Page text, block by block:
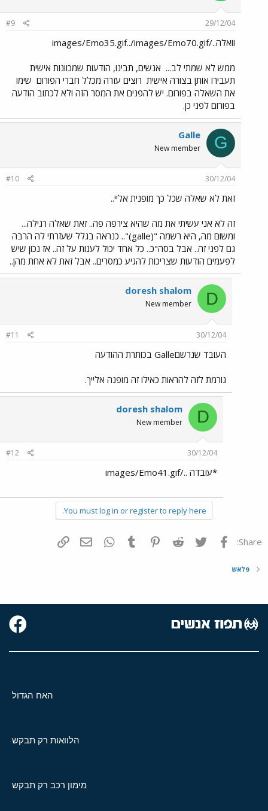
29/12/04
#9
וואלה../images/Emo35.gif../images/Emo70.gif
ממש לא שמתי לב... אנשים, תבינו, הודעות שמכוונות אישית
תעבירו אותן בצורה אישית רוצים עזרה מכלל חברי הפורום שימו
את השאלה בפורום. יש להפנים את המסר הזה ולא לכתוב הודעה
בפורום לפני כן.
G
Galle
New member
30/12/04
#10
זאת לא שאלה שכל כך מופנית אליי..
זה לא אני עשיתי את מה שהיא צירפה פה.. זאת שאלה רגילה...
ומשום מה, היא רשמה "(galle)".. כנראה בגלל שעזרתי לה הרבה
גם לפני זה.. אבל בסה"כ.. כל אחד יכול לענות על זה.. אז נכון שיש
לפעמים הודעות שצריכות להגיע כמסרים.. אבל זאת לא אחת מהן..
D
doresh shalom
New member
30/12/04
#11
העובד שנרשםGalle בכותרת ההודעה
גורמת לזה להראות כאילו זה מופנה אלייך.
D
doresh shalom
New member
30/12/04
#12
*עובדה ../images/Emo41.gif
You must log in or register to reply here.
Share: פייסבוק Twitter
Reddit
Pinterest
Tumblr
WhatsAppדואר אלקטרוני
פלאש
האח הגדול
הלוואות רק תבקש
מימון רכב רק תבקש